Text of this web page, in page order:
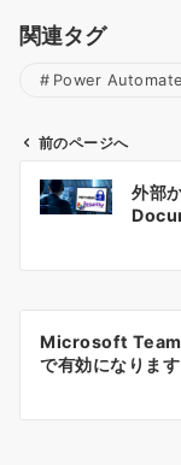
関連タグ
Power Automate
ン
前のページへ
外部
Microsoft
で有効になりま